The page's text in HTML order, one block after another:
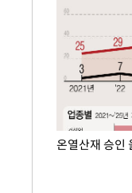
온열산재 승인